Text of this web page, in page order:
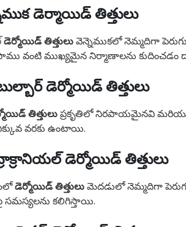
డెర్మాయిడ్ తిత్తులు
డెర్మోయిడ్ తిత్తులువెన్నెముకలో నెమ్మదిగా
వంటి ముఖ్యమైన నిర్మాణాలను
డెర్మోయిడ్ తిత్తులు
తిత్తులుప్రకృతిలో నిరపాయమైనవి మరియు
వరకు ఉంటాయి.
డెర్మోయిడ్ తిత్తులు
డెర్మోయిడ్ తిత్తులుమెదడులో నెమ్మదిగా
సమస్యలను కలిగిస్తాయి.